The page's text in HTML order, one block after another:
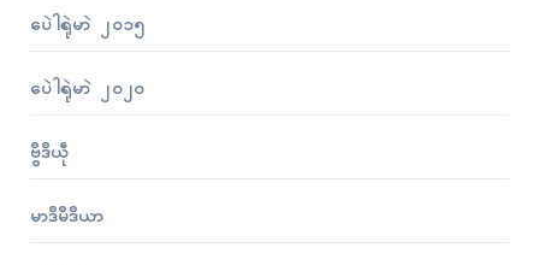
ပေဲါရုဲမာဲ ၂၀၁၅
ပေဲါရုဲမာဲ ၂၀၂၀
ဗွဳဒဳယဵု
မာဒဳမဳဒဳယာ